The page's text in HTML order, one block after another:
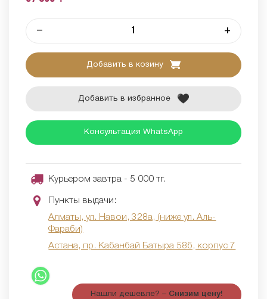
– +
Добавить в козину
Добавить в избранное
Консультация WhatsApp
Курьером завтра - 5 000 тг.
Пункты выдачи:
Алматы, ул. Навои, 328а, (ниже ул. Аль-
Фараби)
Астана, пр. Кабанбай Батыра 58б, корпус 7
Нашли дешевле? – Снизим цену!